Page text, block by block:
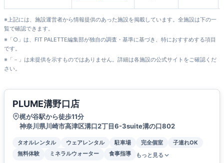
※上記には、施設運営者から情報提供のあった施設を掲載しています。全施設は下の一
覧で確認できます。
※「○」は、FIT PALETTE編集部が独自の調査・基準に基づき、特におすすめする項目
です。
※「－」は未提供を示すものではありません。詳細は各施設の公式サイトをご確認くだ
さい。
PLUME溝野口店
梶が谷駅から徒歩11分
神奈川県川崎市高津区溝口2丁目6-3suite溝の口802
タオルレンタル ウェアレンタル 駐車場 完全個室
子連れOK
無料体験
ミネラルウォーター 食事指導 もっと見る